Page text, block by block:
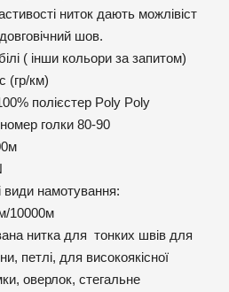
ниток дають можлівіст
шов.
( інши кольори за запитом)
(гр/км)
полієстер Poly Poly
голки 80-90
види намотування:
10000м
нитка для тонких швів для
петлі, для високоякісної
оверлок, стегальне